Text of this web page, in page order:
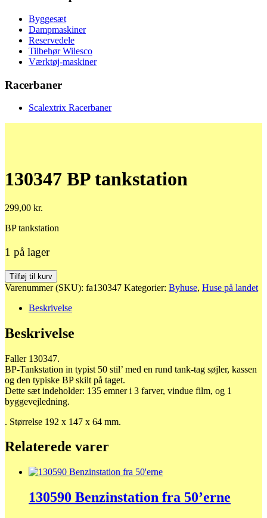
Byggesæt
Dampmaskiner
Reservedele
Tilbehør Wilesco
Værktøj-maskiner
Racerbaner
Scalextrix Racerbaner
130347 BP tankstation
299,00 kr.
BP tankstation
1 på lager
130347
BP
antal
Tilføj til kurv
Varenummer (SKU): fa130347 Kategorier: Byhuse, Huse på landet
Beskrivelse
Beskrivelse
Faller 130347.
BP-Tankstation in typist 50 stil’ med en rund tank-tag søjler, kassen
og den typiske BP skilt på taget.
Dette sæt indeholder: 135 emner i 3 farver, vindue film, og 1
byggevejledning.
. Størrelse 192 x 147 x 64 mm.
Relaterede varer
130590 Benzinstation fra 50’erne